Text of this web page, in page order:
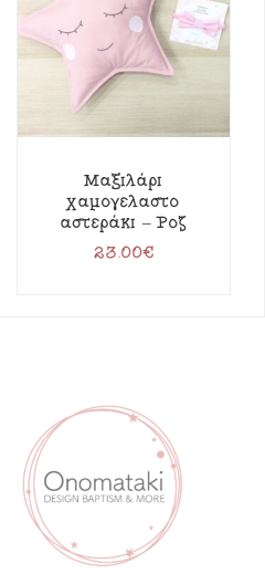
Μαξιλάρι
χαμογελαστό
αστεράκι – Ροζ
23.00€